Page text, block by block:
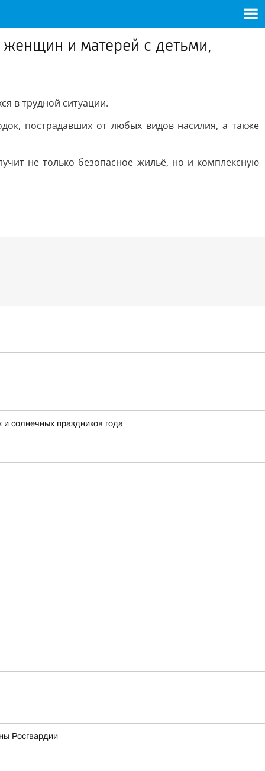
и матерей с детьми,
в трудной ситуации.
пострадавших от любых видов насилия, а также
не только безопасное жильё, но и комплексную
солнечных праздников года
Росгвардии